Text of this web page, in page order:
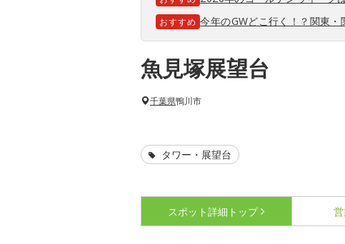
おすすめ 今年のGWどこ行く！？関東
魚見塚展望台
千葉県鴨川市
タワー・展望台
スポット詳細 トップ